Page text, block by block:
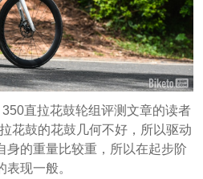
直拉花鼓轮组评测文章的读者
花鼓的花鼓几何不好，所以驱动
身的重量比较重，所以在起步阶
现一般。